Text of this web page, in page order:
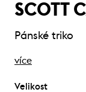
SCOTT
Pánské triko
více
Velikost